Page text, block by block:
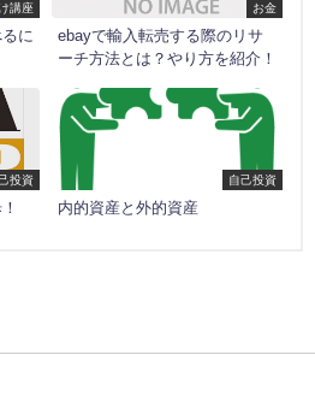
講座
に
お金
ebayで輸入転売する際のリサ
ーチ方法とは？やり方を紹介！
投資 自己投資
内的資産と外的資産